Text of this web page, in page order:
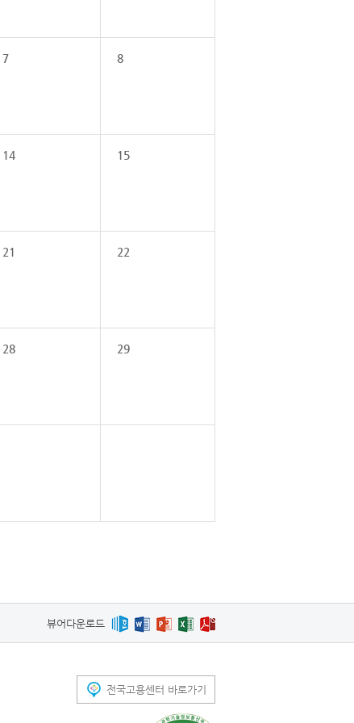
7 8
14 15
21 22
28 29
뷰어다운로드
전국고용센터 바로가기